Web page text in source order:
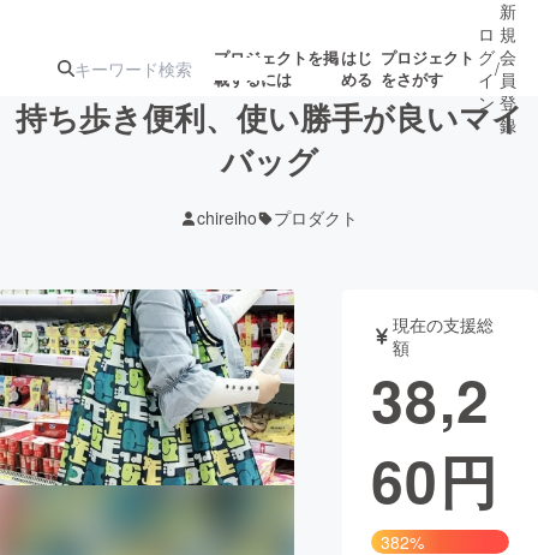
プロジェクトを掲
載するには
はじ
める
プロジェクト
をさがす
注目の新着プロ
ジェクト
募集終了が近いプ
ロジェクト
アート・写真 音楽
テクノロジー・ガジェット ゲーム・
映像・映画 書籍・雑誌
チャレンジ
ロ
グ
イ
ン
/
新
規
会
員
登
録
持ち歩き便利、使い勝手が良いマイ
バッグ
chireiho プロダクト
現在の支援総
額
38,2
60円
382%